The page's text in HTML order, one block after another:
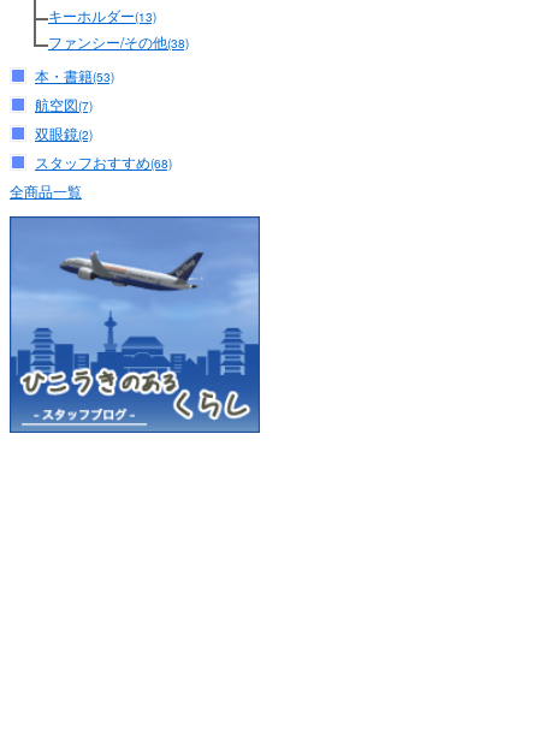
キーホルダー(13)
ファンシー/その他(38)
本・書籍(53)
航空図(7)
双眼鏡(2)
スタッフおすすめ(68)
全商品一覧